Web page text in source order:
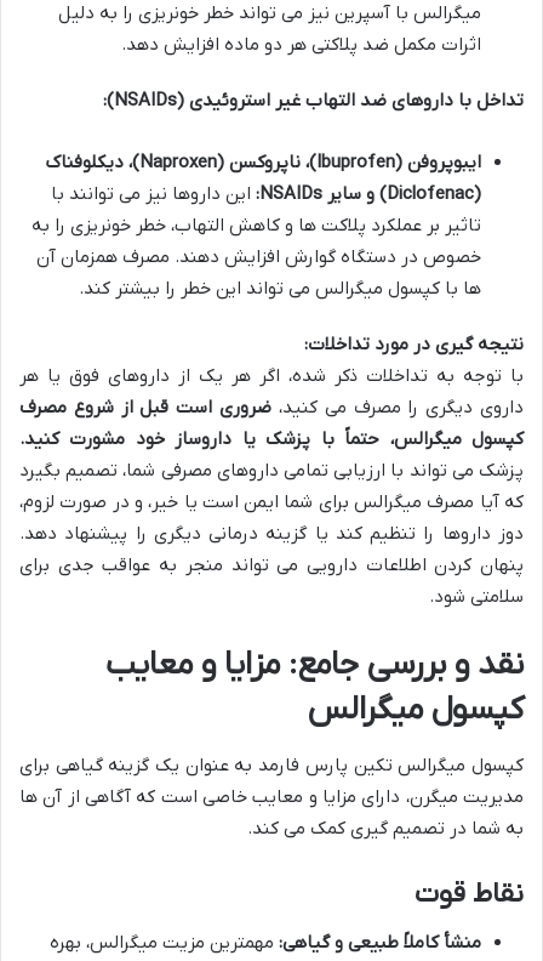
میگرالس با آسپرین نیز می تواند خطر خونریزی را به دلیل
اثرات مکمل ضد پلاکتی هر دو ماده افزایش دهد.
تداخل با داروهای ضد التهاب غیر استروئیدی (NSAIDs):
ایبوپروفن (Ibuprofen)، ناپروکسن (Naproxen)، دیکلوفناک
(Diclofenac) و سایر NSAIDs:
این داروها نیز می توانند با
تاثیر بر عملکرد پلاکت ها و کاهش التهاب، خطر خونریزی را به
خصوص در دستگاه گوارش افزایش دهند. مصرف همزمان آن
ها با کپسول میگرالس می تواند این خطر را بیشتر کند.
نتیجه گیری در مورد تداخلات:
با توجه به تداخلات ذکر شده، اگر هر یک از داروهای فوق یا هر
داروی دیگری را مصرف می کنید، ضروری است قبل از شروع مصرف
کپسول میگرالس، حتماً با پزشک یا داروساز خود مشورت کنید.
پزشک می تواند با ارزیابی تمامی داروهای مصرفی شما، تصمیم بگیرد
که آیا مصرف میگرالس برای شما ایمن است یا خیر، و در صورت لزوم،
دوز داروها را تنظیم کند یا گزینه درمانی دیگری را پیشنهاد دهد.
پنهان کردن اطلاعات دارویی می تواند منجر به عواقب جدی برای
سلامتی شود.
نقد و بررسی جامع: مزایا و معایب
کپسول میگرالس
کپسول میگرالس تکین پارس فارمد به عنوان یک گزینه گیاهی برای
مدیریت میگرن، دارای مزایا و معایب خاصی است که آگاهی از آن ها
به شما در تصمیم گیری کمک می کند.
نقاط قوت
منشأ کاملاً طبیعی و گیاهی: مهمترین مزیت میگرالس، بهره